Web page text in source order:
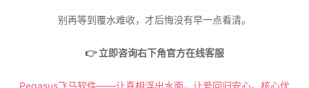
别再等到覆水难收，才后悔没有早一点看清。
👉 立即咨询右下角官方在线客服